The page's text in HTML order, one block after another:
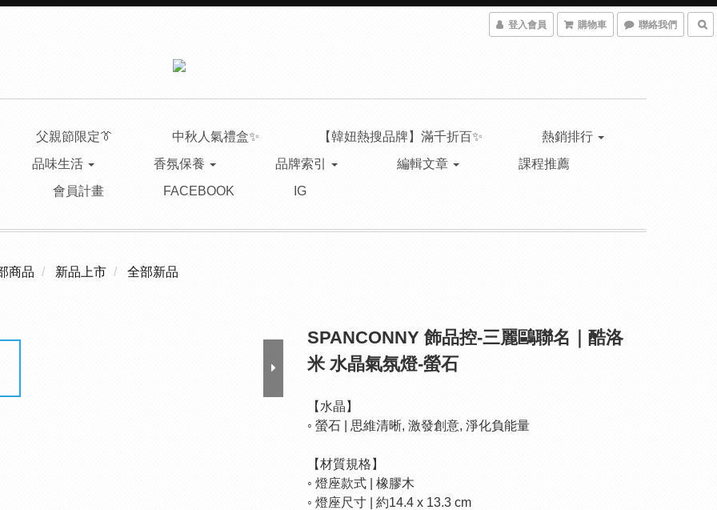
登入會員 購物車 聯絡我們
父親節限定👔 中秋人氣禮盒✨ 【韓妞熱搜品牌】滿千折百✨
熱銷排行
品味生活
香氛保養 品牌索引 編輯文章
課程推薦
會員計畫
FACEBOOK IG
商品 新品上市 全部新品
SPANCONNY 飾品控-三麗鷗聯名｜酷洛
米 水晶氣氛燈-螢石
【水晶】
◦ 螢石 | 思維清晰, 激發創意, 淨化負能量
【材質規格】
◦ 燈座款式 | 橡膠木
◦ 燈座尺寸 | 約14.4 x 13.3 cm